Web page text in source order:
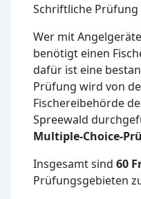
Schriftliche Prüfung
Wer mit
benötigt einen
dafür ist eine
Prüfung wird von
Fischereibehörde
Spreewald
Multiple-Choice-
Insgesamt sind 60
Prüfungsgebieten